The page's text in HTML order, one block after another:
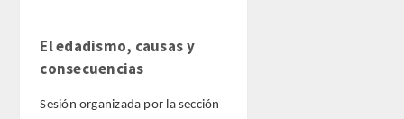
El edadismo, causas y
consecuencias
Sesión organizada por la sección